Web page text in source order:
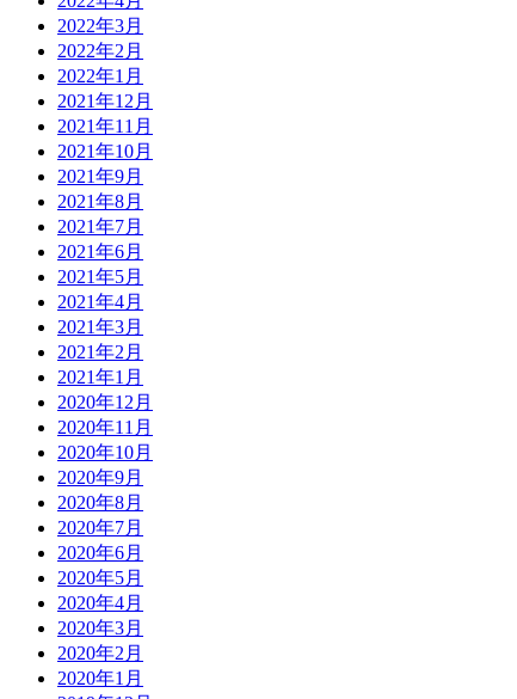
2022年3月
2022年2月
2022年1月
2021年12月
2021年11月
2021年10月
2021年9月
2021年8月
2021年7月
2021年6月
2021年5月
2021年4月
2021年3月
2021年2月
2021年1月
2020年12月
2020年11月
2020年10月
2020年9月
2020年8月
2020年7月
2020年6月
2020年5月
2020年4月
2020年3月
2020年2月
2020年1月